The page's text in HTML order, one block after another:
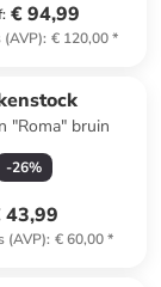
: € 94,99
: € 120,00*
"Roma" bruin
-26%
43,99
(AVP): € 60,00*